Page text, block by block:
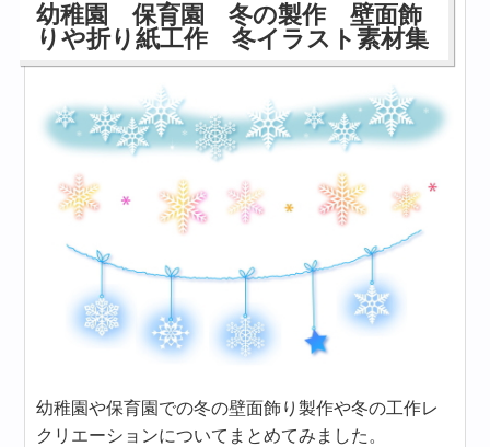
幼稚園 保育園 冬の製作 壁面飾
りや折り紙工作 冬イラスト素材集
幼稚園や保育園での冬の壁面飾り製作や冬の工作レ
クリエーションについてまとめてみました。